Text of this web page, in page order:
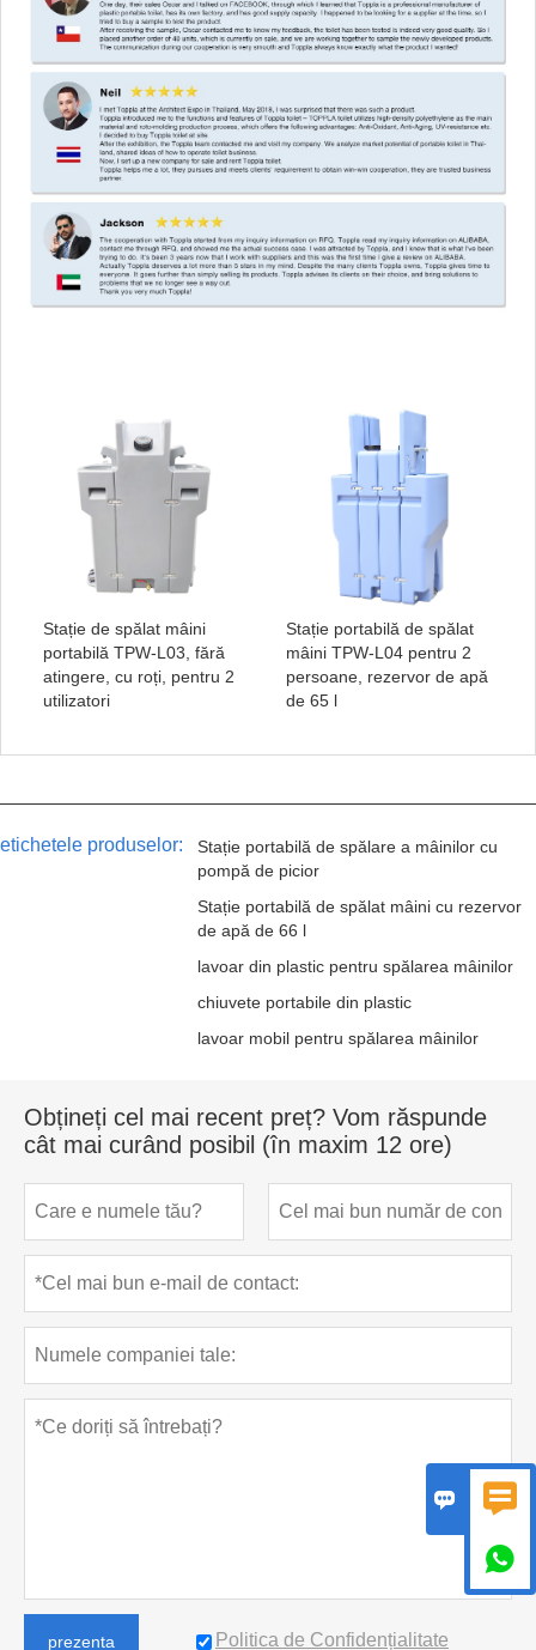
Stație de spălat mâini
portabilă TPW-L03, fără
atingere, cu roți, pentru 2
utilizatori
Stație portabilă de spălat
mâini TPW-L04 pentru 2
persoane, rezervor de apă
de 65 l
etichetele produselor:
Stație portabilă de spălare a mâinilor cu
pompă de picior
Stație portabilă de spălat mâini cu rezervor
de apă de 66 l
lavoar din plastic pentru spălarea mâinilor
chiuvete portabile din plastic
lavoar mobil pentru spălarea mâinilor
Obțineți cel mai recent preț? Vom răspunde
cât mai curând posibil (în maxim 12 ore)
prezenta Politica de Confidențialitate
 
